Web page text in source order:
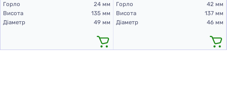
Горло
24 мм
Висота
135 мм
Діаметр
49 мм
Горло
42 мм
Висота
137 мм
Діаметр
46 мм